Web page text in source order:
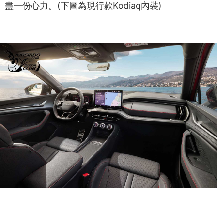
盡一份心力。(下圖為現行款Kodiaq內裝)